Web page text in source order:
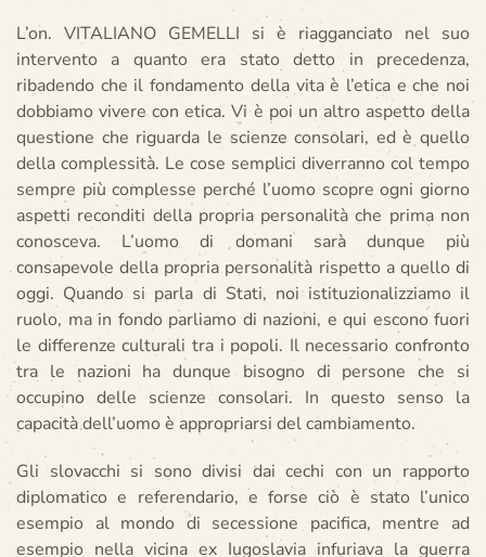
L’on. VITALIANO GEMELLI si è riagganciato nel suo
intervento a quanto era stato detto in precedenza,
ribadendo che il fondamento della vita è l’etica e che noi
dobbiamo vivere con etica. Vi è poi un altro aspetto della
questione che riguarda le scienze consolari, ed è quello
della complessità. Le cose semplici diverranno col tempo
sempre più complesse perché l’uomo scopre ogni giorno
aspetti reconditi della propria personalità che prima non
conosceva. L’uomo di domani sarà dunque più
consapevole della propria personalità rispetto a quello di
oggi. Quando si parla di Stati, noi istituzionalizziamo il
ruolo, ma in fondo parliamo di nazioni, e qui escono fuori
le differenze culturali tra i popoli. Il necessario confronto
tra le nazioni ha dunque bisogno di persone che si
occupino delle scienze consolari. In questo senso la
capacità dell’uomo è appropriarsi del cambiamento.
Gli slovacchi si sono divisi dai cechi con un rapporto
diplomatico e referendario, e forse ciò è stato l’unico
esempio al mondo di secessione pacifica, mentre ad
esempio nella vicina ex Iugoslavia infuriava la guerra